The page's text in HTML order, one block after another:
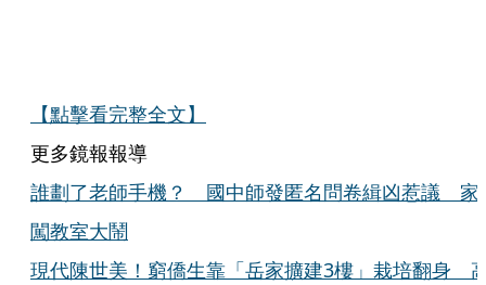
【點擊看完整全文】
更多鏡報報導
誰劃了老師手機？ 國中師發匿名問卷緝凶惹議 家
闖教室大鬧
現代陳世美！窮僑生靠「岳家擴建3樓」栽培翻身